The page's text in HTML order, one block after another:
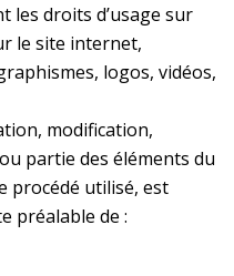
les droits d’usage sur
le site internet,
logos, vidéos,
modification,
partie des éléments du
procédé utilisé, est
préalable de :